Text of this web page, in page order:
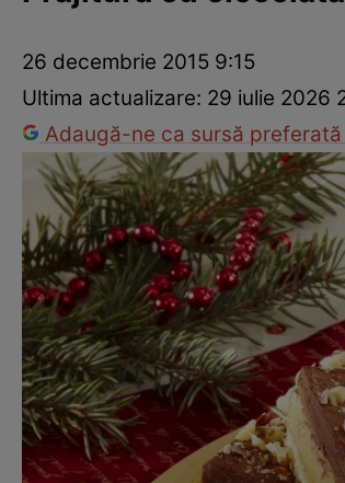
Mâncăruri rapide Rețete cu legume
26 decembrie 2015 9:15
Ultima actualizare: 29 iulie 2026
Adaugă-ne ca sursă preferată